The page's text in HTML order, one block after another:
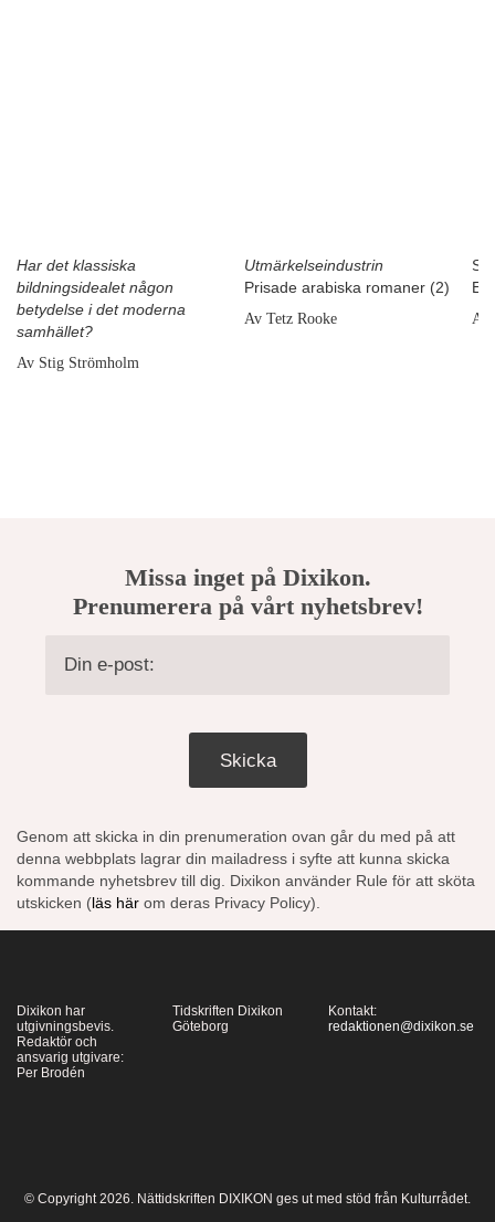
Har det klassiska
bildningsidealet någon
betydelse i det moderna
samhället?
Av Stig Strömholm
Utmärkelseindustrin
Prisade arabiska romaner (2)
Av Tetz Rooke
Av
Missa inget på Dixikon.
Prenumerera på vårt nyhetsbrev!
Skicka
Genom att skicka in din prenumeration ovan går du med på att
denna webbplats lagrar din mailadress i syfte att kunna skicka
kommande nyhetsbrev till dig. Dixikon använder Rule för att sköta
utskicken (läs härom deras Privacy Policy).
Dixikon har
utgivningsbevis.
Redaktör och
ansvarig utgivare:
Per Brodén
Tidskriften Dixikon
Göteborg
Kontakt:
redaktionen@dixikon.se
© Copyright 2026. Nättidskriften DIXIKON ges ut med stöd från Kulturrådet.